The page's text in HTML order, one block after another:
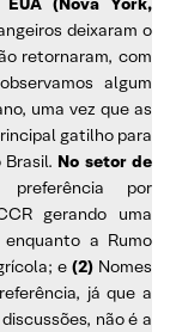
deixaram o
retornaram, com
algum
uma vez que as
gatilho para
No setor de
por
gerando uma
a Rumo
e(2) Nomes
já que a
não é a